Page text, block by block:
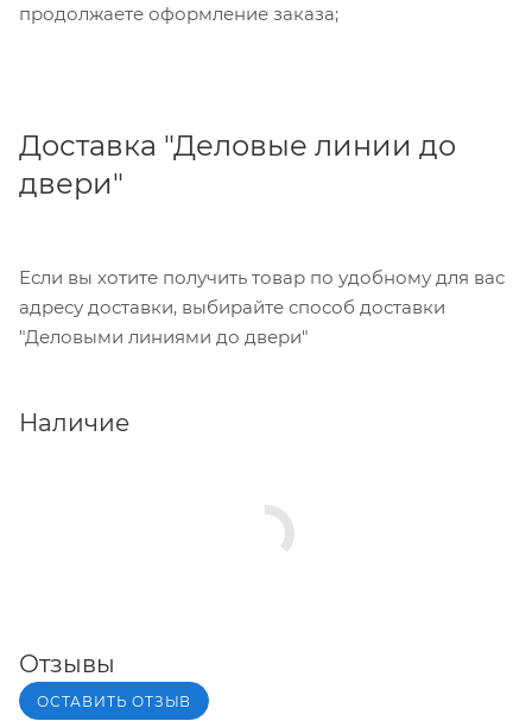
продолжаете оформление заказа;
Доставка "Деловые линии до
двери"
Если вы хотите получить товар по удобному для вас
адресу доставки, выбирайте способ доставки
"Деловыми линиями до двери"
Наличие
Отзывы
ОСТАВИТЬ ОТЗЫВ